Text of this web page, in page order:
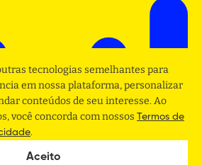
tecnologias semelhantes para
em nossa plataforma, personalizar
conteúdos de seu interesse. Ao
você concorda com nossos Termos de
.
Aceito